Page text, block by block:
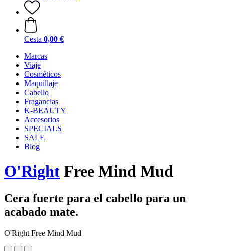
Cesta 0,00 €
Marcas
Viaje
Cosméticos
Maquillaje
Cabello
Fragancias
K-BEAUTY
Accesorios
SPECIALS
SALE
Blog
O'Right Free Mind Mud
Cera fuerte para el cabello para un
acabado mate.
O'Right Free Mind Mud